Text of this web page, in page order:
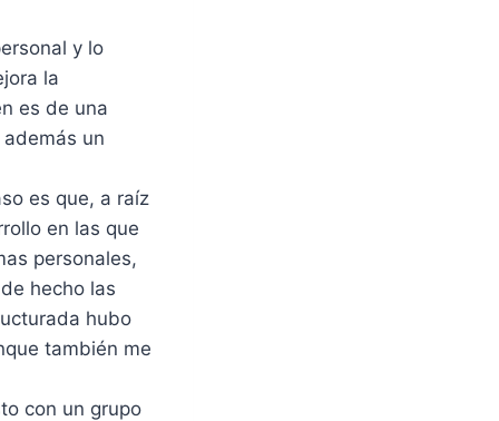
y lo
la
es de una
un
es que, a raíz
en las que
personales,
hecho las
hubo
también me
con un grupo